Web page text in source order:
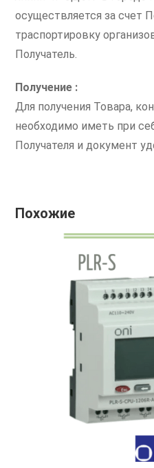
осуществляется за счет
траспортировку
Получатель.
Получение :
Для получения Товара,
необходимо иметь при
Получателя и документ
Похожие